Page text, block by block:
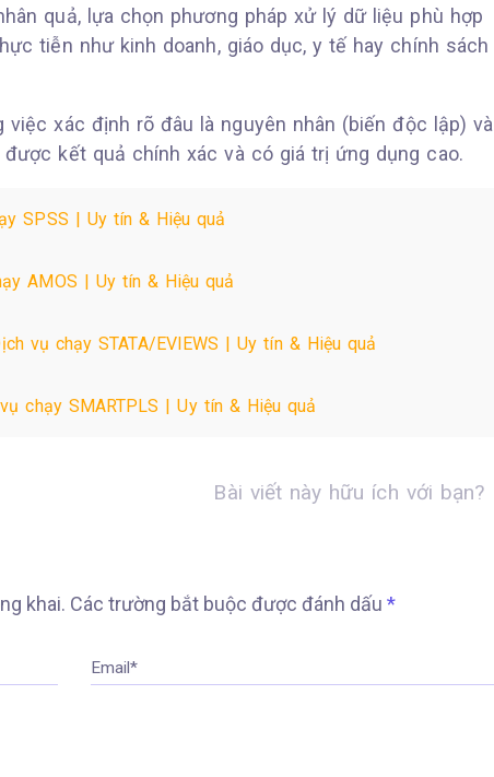
quả, lựa chọn phương pháp xử lý dữ liệu phù hợp
tiễn như kinh doanh, giáo dục, y tế hay chính sách
xác định rõ đâu là nguyên nhân (biến độc lập) và
kết quả chính xác và có giá trị ứng dụng cao.
SPSS | Uy tín & Hiệu quả
AMOS | Uy tín & Hiệu quả
vụ chạy STATA/EVIEWS | Uy tín & Hiệu quả
chạy SMARTPLS | Uy tín & Hiệu quả
Bài viết này hữu ích với bạn?
khai. Các trường bắt buộc được đánh dấu *
Email*